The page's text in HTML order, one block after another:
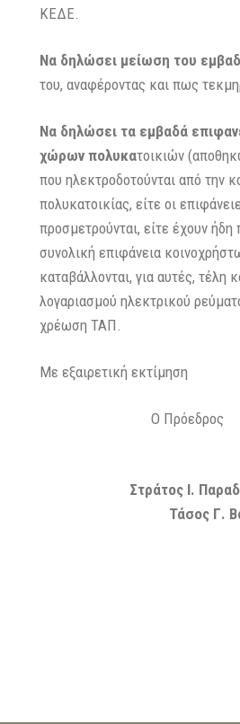
ΚΕΔΕ.
Να δηλώσει μείωση του
του, αναφέροντας και πως
Να δηλώσει τα εμβαδά
χώρων πολυκατοικιών
που ηλεκτροδοτούνται από την
πολυκατοικίας, είτε οι
προσμετρούνται, είτε έχουν
συνολική επιφάνεια
καταβάλλονται, για αυτές, τέλη
λογαριασμού ηλεκτρικού
χρέωση ΤΑΠ.
Με εξαιρετική εκτίμηση
Ο
Ο Γεν.
Στράτος Ι.
Τάσος Γ.